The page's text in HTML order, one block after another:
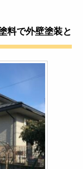
料で外壁塗装と